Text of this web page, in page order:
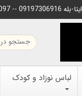
02144438097 -- 09197306916 ایتا-بله
لباس نوزاد و کودک